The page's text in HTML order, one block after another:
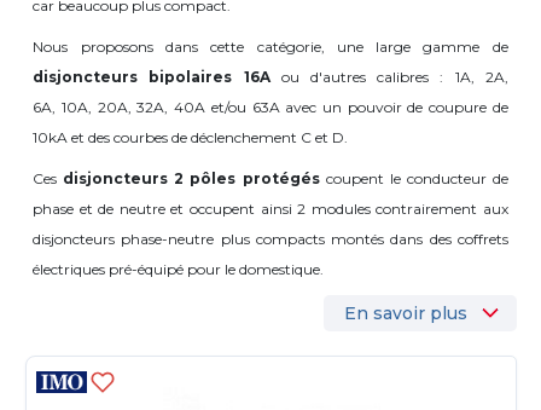
car beaucoup plus compact.
Nous proposons dans cette catégorie, une large gamme de
disjoncteurs bipolaires 16Aou d'autres calibres : 1A, 2A,
6A, 10A, 20A, 32A, 40A et/ou 63A avec un pouvoir de coupure de
10kA et des courbes de déclenchement C et D.
Ces disjoncteurs 2 pôles protégéscoupent le conducteur de
phase et de neutre et occupent ainsi 2 modules contrairement aux
disjoncteurs phase-neutre plus compacts montés dans des coffrets
électriques pré-équipé pour le domestique.
En savoir plus